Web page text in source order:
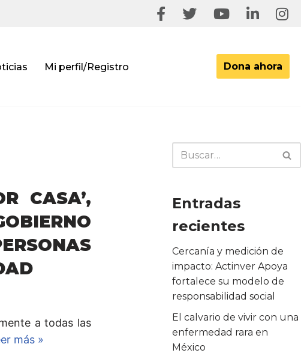
Mi perfil/Registro Dona ahora
CASA’,
a todas las
más »
Entradas
recientes
Cercanía y medición de
impacto: Actinver Apoya
fortalece su modelo de
responsabilidad social
El calvario de vivir con una
enfermedad rara en
México